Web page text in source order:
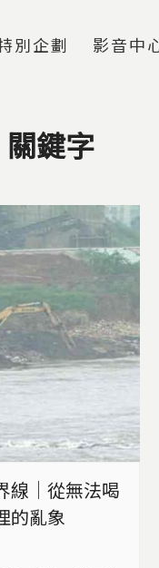
別企劃 影音中
關鍵字
線｜從無法喝
的亂象